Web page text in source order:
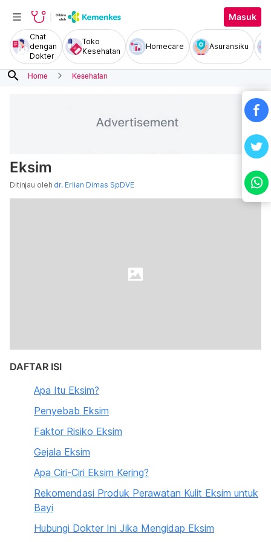
Masuk
Chat
dengan
Dokter
Toko
Kesehatan
Homecare Asuransiku
search Home Kesehatan
Eksim
Ditinjau oleh dr. Erlian Dimas SpDVE
DAFTAR ISI
Apa Itu Eksim?
Penyebab Eksim
Faktor Risiko Eksim
Gejala Eksim
Apa Ciri-Ciri Eksim Kering?
Rekomendasi Produk Perawatan Kulit Eksim untuk
Bayi
Hubungi Dokter Ini Jika Mengidap Eksim